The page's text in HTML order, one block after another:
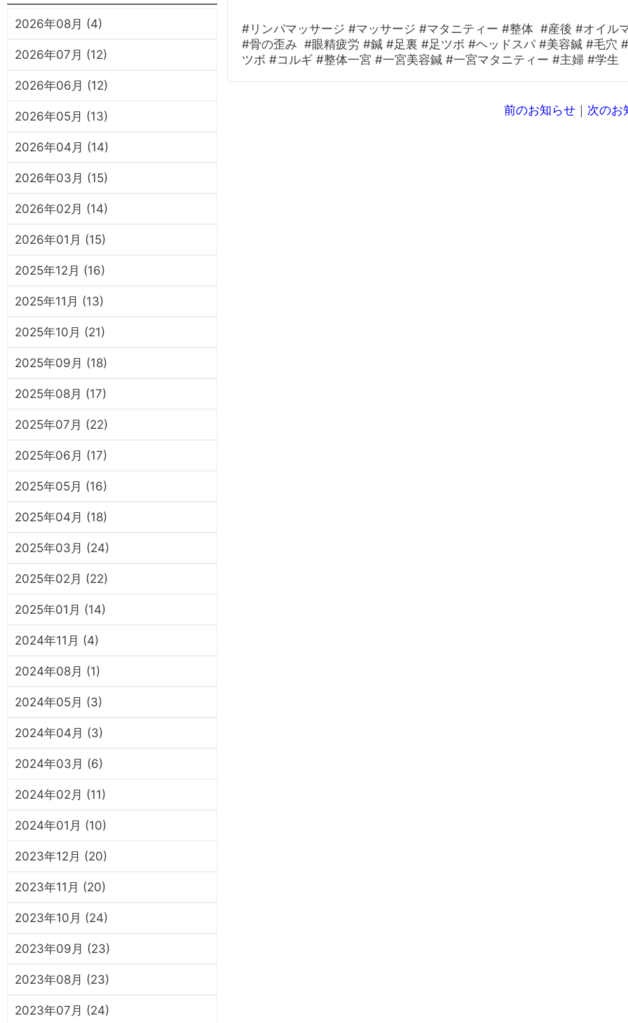
2026年08月 (4)
2026年07月 (12)
2026年06月 (12)
2026年05月 (13)
2026年04月 (14)
2026年03月 (15)
2026年02月 (14)
2026年01月 (15)
2025年12月 (16)
2025年11月 (13)
2025年10月 (21)
2025年09月 (18)
2025年08月 (17)
2025年07月 (22)
2025年06月 (17)
2025年05月 (16)
2025年04月 (18)
2025年03月 (24)
2025年02月 (22)
2025年01月 (14)
2024年11月 (4)
2024年08月 (1)
2024年05月 (3)
2024年04月 (3)
2024年03月 (6)
2024年02月 (11)
2024年01月 (10)
2023年12月 (20)
2023年11月 (20)
2023年10月 (24)
2023年09月 (23)
2023年08月 (23)
2023年07月 (24)
#リンパマッサージ #マッサージ #マタニティー #整体 #産後 #オイ
#骨の歪み #眼精疲労 #鍼 #足裏 #足ツボ #ヘッドスパ #美容鍼 #毛穴
ツボ #コルギ #整体一宮 #一宮美容鍼 #一宮マタニティー #主婦 #学生
前のお知らせ ｜ 次のお